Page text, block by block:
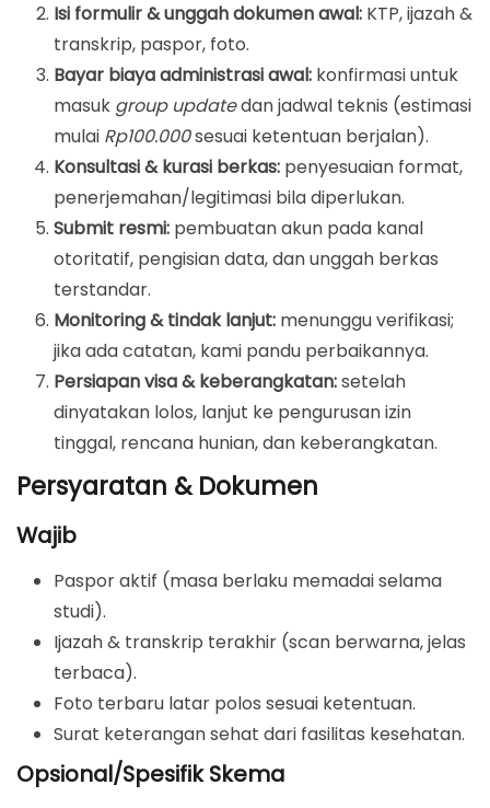
Isi formulir & unggah dokumen awal: KTP, ijazah &
transkrip, paspor, foto.
Bayar biaya administrasi awal: konfirmasi untuk
masuk group updatedan jadwal teknis (estimasi
mulai Rp100.000sesuai ketentuan berjalan).
Konsultasi & kurasi berkas: penyesuaian format,
penerjemahan/legitimasi bila diperlukan.
Submit resmi: pembuatan akun pada kanal
otoritatif, pengisian data, dan unggah berkas
terstandar.
Monitoring & tindak lanjut: menunggu verifikasi;
jika ada catatan, kami pandu perbaikannya.
Persiapan visa & keberangkatan:setelah
dinyatakan lolos, lanjut ke pengurusan izin
tinggal, rencana hunian, dan keberangkatan.
Persyaratan & Dokumen
Wajib
Paspor aktif (masa berlaku memadai selama
studi).
Ijazah & transkrip terakhir (scan berwarna, jelas
terbaca).
Foto terbaru latar polos sesuai ketentuan.
Surat keterangan sehat dari fasilitas kesehatan.
Opsional/Spesifik Skema